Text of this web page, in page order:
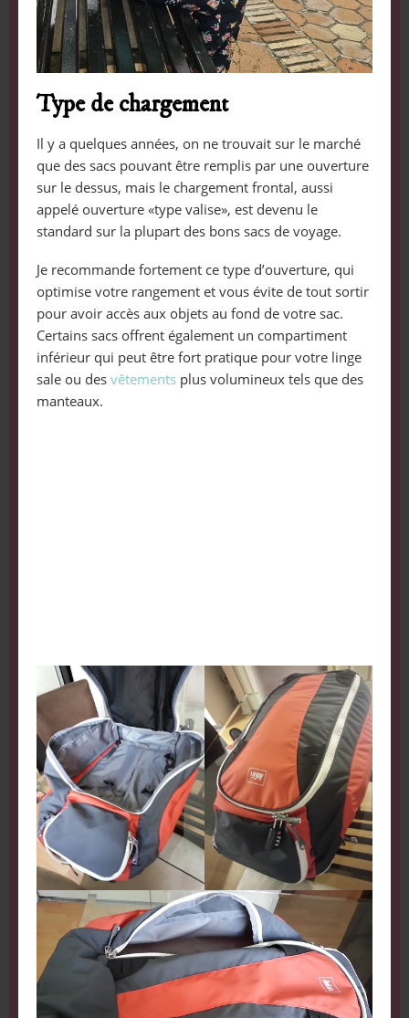
Type de chargement
Il y a quelques années, on ne trouvait sur le marché
que des sacs pouvant être remplis par une ouverture
sur le dessus, mais le chargement frontal, aussi
appelé ouverture «type valise», est devenu le
standard sur la plupart des bons sacs de voyage.
Je recommande fortement ce type d’ouverture, qui
optimise votre rangement et vous évite de tout sortir
pour avoir accès aux objets au fond de votre sac.
Certains sacs offrent également un compartiment
inférieur qui peut être fort pratique pour votre linge
sale ou des vêtementsplus volumineux tels que des
manteaux.